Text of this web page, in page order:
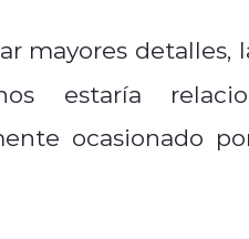
mayores detalles,
estaría
ocasionado